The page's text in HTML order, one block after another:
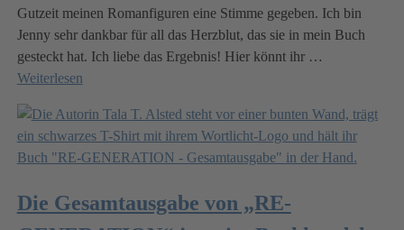
Gutzeit meinen Romanfiguren eine Stimme gegeben. Ich bin
Jenny sehr dankbar für all das Herzblut, das sie in mein Buch
gesteckt hat. Ich liebe das Ergebnis! Hier könnt ihr …
Weiterlesen
Die Gesamtausgabe von „RE-